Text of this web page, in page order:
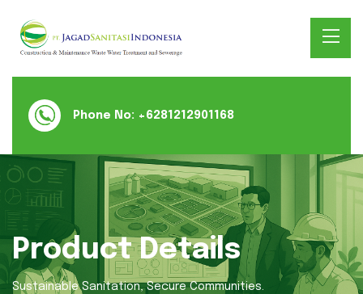
Phone No: +6281212901168
Product Details
Sustainable Sanitation, Secure Communities.